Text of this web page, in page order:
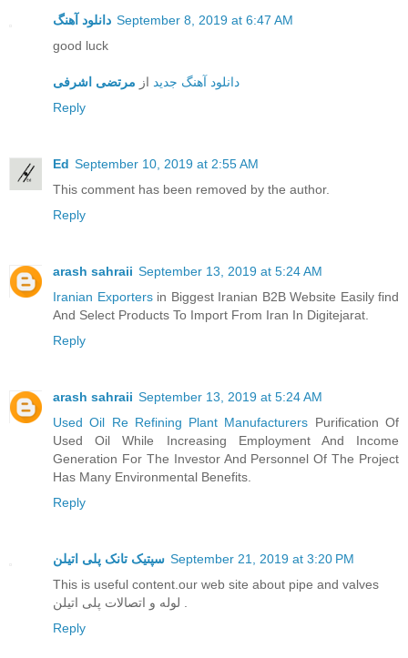
دانلود آهنگ September 8, 2019 at 6:47 AM
good luck
دانلود آهنگ جدید از مرتضی اشرفی
Reply
Ed September 10, 2019 at 2:55 AM
This comment has been removed by the author.
Reply
arash sahraii September 13, 2019 at 5:24 AM
Iranian Exportersin Biggest Iranian B2B Website Easily find
And Select Products To Import From Iran In Digitejarat.
Reply
arash sahraii September 13, 2019 at 5:24 AM
Used Oil Re Refining Plant Manufacturers Purification Of
Used Oil While Increasing Employment And Income
Generation For The Investor And Personnel Of The Project
Has Many Environmental Benefits.
Reply
سپتیک تانک پلی اتیلن September 21, 2019 at 3:20 PM
This is useful content.our web site about pipe and valves
Reply